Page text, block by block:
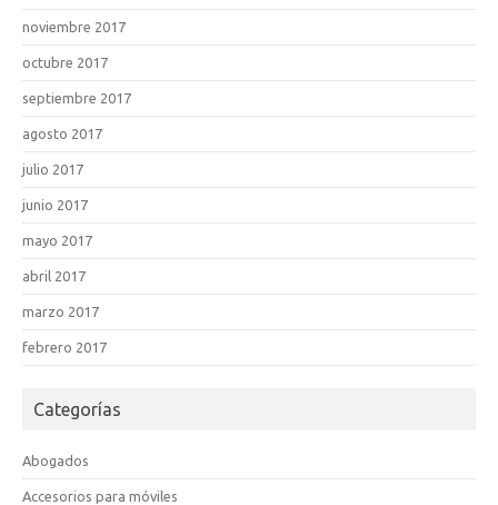
noviembre 2017
octubre 2017
septiembre 2017
agosto 2017
julio 2017
junio 2017
mayo 2017
abril 2017
marzo 2017
febrero 2017
Categorías
Abogados
Accesorios para móviles